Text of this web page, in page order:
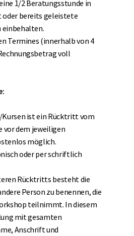
1/2 Beratungsstunde in
oder bereits geleistete
einbehalten.
Termines (innerhalb von 4
voll
Kursen ist ein Rücktritt vom
vor dem jeweiligen
möglich.
oder per schriftlich
Rücktritts besteht die
Person zu benennen, die
teilnimmt. In diesem
mit gesamten
Anschrift und